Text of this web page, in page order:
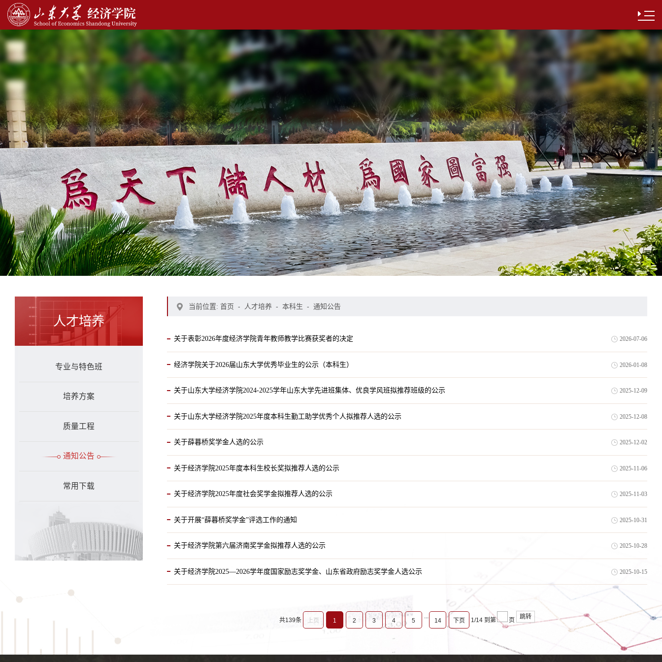
人才培养
专业与特色班
培养方案
质量工程
通知公告
常用下载
当前位置: 首页 - 人才培养 - 本科生 - 通知公告
关于表彰2026年度经济学院青年教师教学比赛获奖者的决定 2026-07-06
经济学院关于2026届山东大学优秀毕业生的公示（本科生） 2026-01-08
关于山东大学经济学院2024-2025学年山东大学先进班集体、优良学风班拟推荐班级的公示 2025-12-09
关于山东大学经济学院2025年度本科生勤工助学优秀个人拟推荐人选的公示 2025-12-08
关于薛暮桥奖学金人选的公示 2025-12-02
关于经济学院2025年度本科生校长奖拟推荐人选的公示 2025-11-06
关于经济学院2025年度社会奖学金拟推荐人选的公示 2025-11-03
关于开展“薛暮桥奖学金”评选工作的通知 2025-10-31
关于经济学院第六届济南奖学金拟推荐人选的公示 2025-10-28
关于经济学院2025—2026学年度国家励志奖学金、山东省政府励志奖学金人选公示 2025-10-15
共139条 上页 1 2 3 4 5 14 下页 1/14 到第 页
跳转